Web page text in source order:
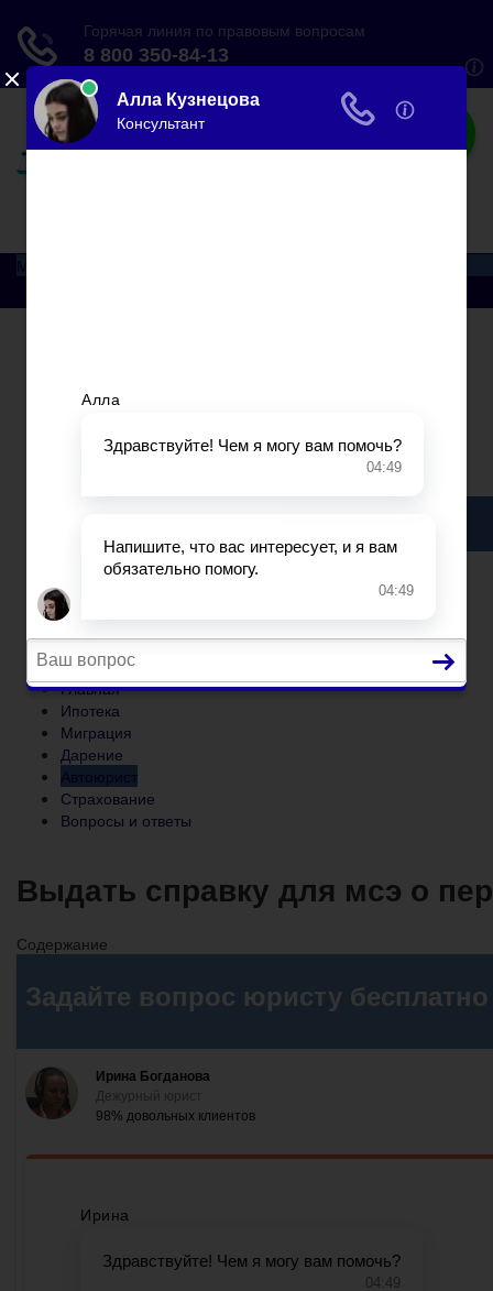
Все по закону
Страхование
Вопросы и ответы
Главная
Ипотека
Миграция
Дарение
Страхование
Вопросы и ответы
Выдать справку для мсэ о
Содержание